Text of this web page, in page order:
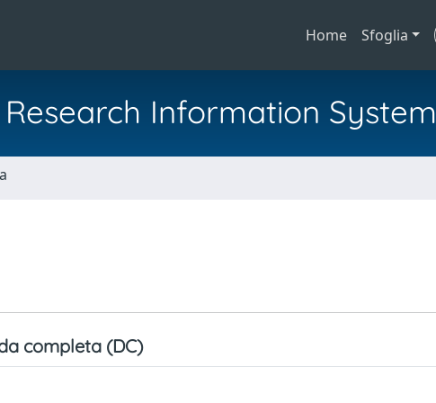
Home Sfoglia
Information System
completa (DC)